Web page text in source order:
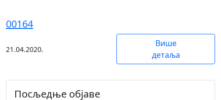
00164
21.04.2020.
Више
детаља
Посљедње објаве